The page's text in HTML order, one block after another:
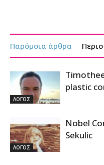
Παρόμοια άρθρα
ΛΟΓΟΣ
plastic
ΛΟΓΟΣ
Nobel
Sekulic